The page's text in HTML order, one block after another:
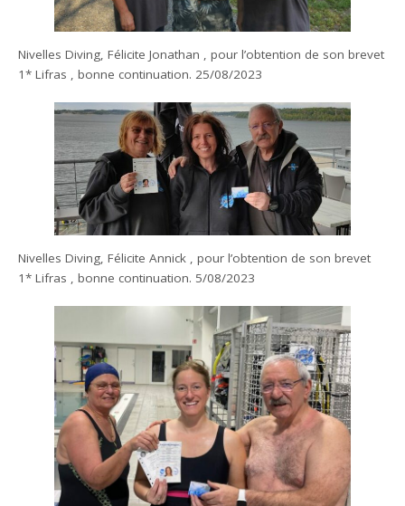
Nivelles Diving, Félicite Jonathan , pour l’obtention de son brevet
1* Lifras , bonne continuation. 25/08/2023
Nivelles Diving, Félicite Annick , pour l’obtention de son brevet
1* Lifras , bonne continuation. 5/08/2023